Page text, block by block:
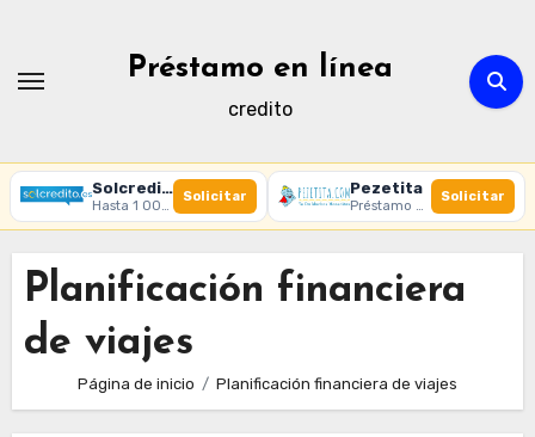
contenido
Préstamo en línea
credito
Solcredito
Hasta 1 000 € · 30 días · 100% online
Solicitar Pezetita
Préstamo online · Aprobación rápida
Solicitar
Planificación financiera
de viajes
Página de inicio Planificación financiera de viajes